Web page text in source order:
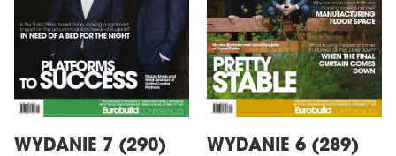
WYDANIE 7 (290)
WYDANIE 6 (289)